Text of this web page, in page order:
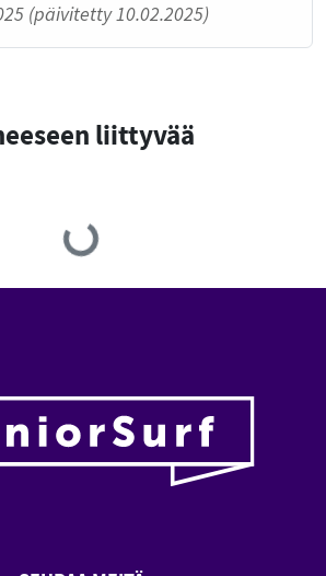
(päivitetty 10.02.2025)
liittyvää
Loading...